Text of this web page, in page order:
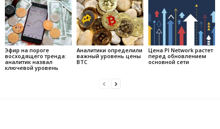
Эфир на пороге
восходящего тренда:
аналитик назвал
ключевой уровень
Аналитики определили
важный уровень цены
BTC
Цена PI Network растет
перед обновлением
основной сети